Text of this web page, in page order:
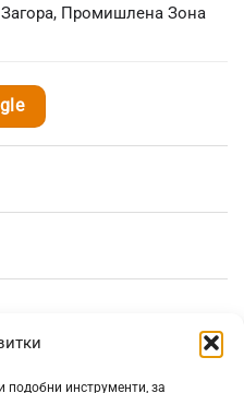
подобни инструменти, за
Промишлена Зона